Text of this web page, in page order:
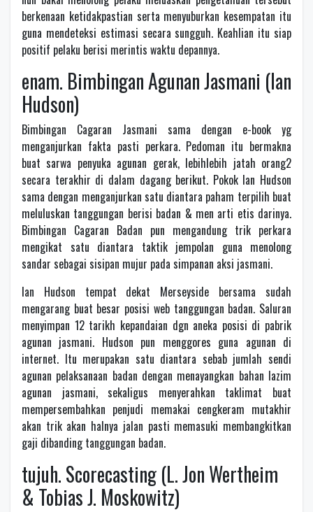
berkenaan ketidakpastian serta menyuburkan kesempatan itu
guna mendeteksi estimasi secara sungguh. Keahlian itu siap
positif pelaku berisi merintis waktu depannya.
enam. Bimbingan Agunan Jasmani (Ian
Hudson)
Bimbingan Cagaran Jasmani sama dengan e-book yg
menganjurkan fakta pasti perkara. Pedoman itu bermakna
buat sarwa penyuka agunan gerak, lebihlebih jatah orang2
secara terakhir di dalam dagang berikut. Pokok Ian Hudson
sama dengan menganjurkan satu diantara paham terpilih buat
meluluskan tanggungan berisi badan & men arti etis darinya.
Bimbingan Cagaran Badan pun mengandung trik perkara
mengikat satu diantara taktik jempolan guna menolong
sandar sebagai sisipan mujur pada simpanan aksi jasmani.
Ian Hudson tempat dekat Merseyside bersama sudah
mengarang buat besar posisi web tanggungan badan. Saluran
menyimpan 12 tarikh kepandaian dgn aneka posisi di pabrik
agunan jasmani. Hudson pun menggores guna agunan di
internet. Itu merupakan satu diantara sebab jumlah sendi
agunan pelaksanaan badan dengan menayangkan bahan lazim
agunan jasmani, sekaligus menyerahkan taklimat buat
mempersembahkan penjudi memakai cengkeram mutakhir
akan trik akan halnya jalan pasti memasuki membangkitkan
gaji dibanding tanggungan badan.
tujuh. Scorecasting (L. Jon Wertheim
& Tobias J. Moskowitz)